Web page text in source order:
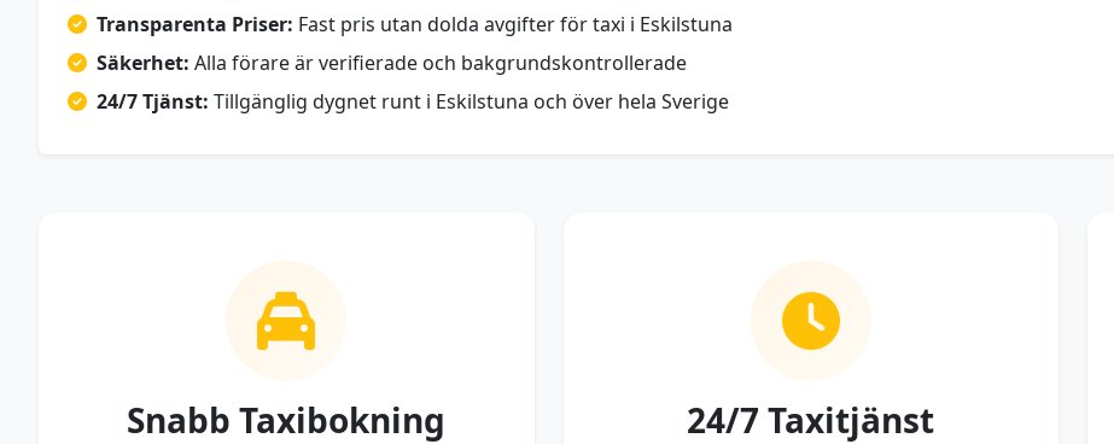
Transparenta Priser: Fast pris utan dolda avgifter för taxi i Eskilstuna
Säkerhet: Alla förare är verifierade och bakgrundskontrollerade
24/7 Tjänst: Tillgänglig dygnet runt i Eskilstuna och över hela Sverige
Snabb Taxibokning 24/7 Taxitjänst